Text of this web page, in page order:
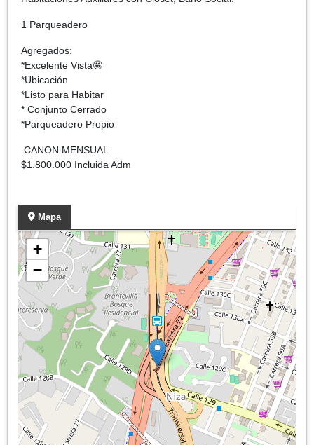
1 Parqueadero
Agregados:
*Excelente Vista🤩
*Ubicación
*Listo para Habitar
* Conjunto Cerrado
*Parqueadero Propio
CANON MENSUAL:
$1.800.000 Incluida Adm
Mapa
+
−